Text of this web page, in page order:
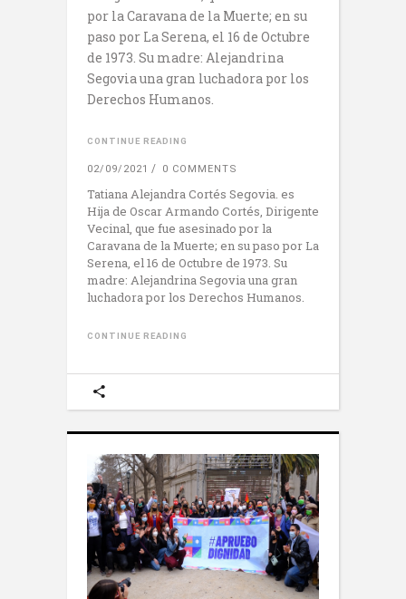
por la Caravana de la Muerte; en su
paso por La Serena, el 16 de Octubre
de 1973. Su madre: Alejandrina
Segovia una gran luchadora por los
Derechos Humanos.
CONTINUE READING
02/09/2021 0 COMMENTS
Tatiana Alejandra Cortés Segovia. es
Hija de Oscar Armando Cortés, Dirigente
Vecinal, que fue asesinado por la
Caravana de la Muerte; en su paso por La
Serena, el 16 de Octubre de 1973. Su
madre: Alejandrina Segovia una gran
luchadora por los Derechos Humanos.
CONTINUE READING